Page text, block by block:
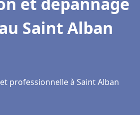
Saint Alban
professionnelle à Saint Alban